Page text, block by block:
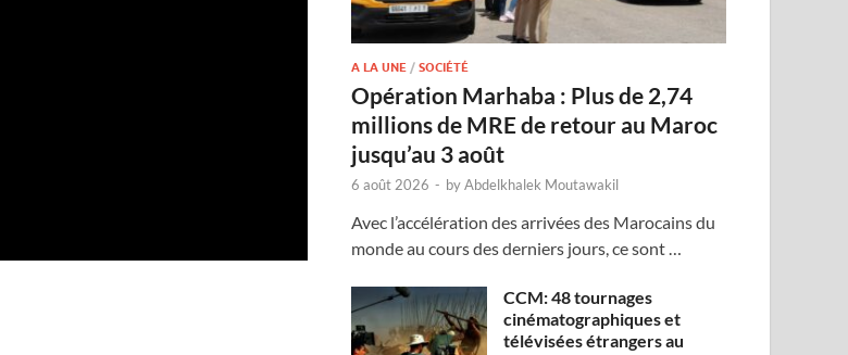
A LA UNE /SOCIÉTÉ
Opération Marhaba : Plus de 2,74
millions de MRE de retour au Maroc
jusqu’au 3 août
6 août 2026 - byAbdelkhalek Moutawakil
Avec l’accélération des arrivées des Marocains du
monde au cours des derniers jours, ce sont …
CCM: 48 tournages
cinématographiques et
télévisées étrangers au